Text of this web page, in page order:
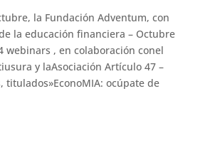
la Fundación Adventum, con
la educación financiera – Octubre
webinars , en colaboración conel
y laAsociación Artículo 47 –
titulados»EconoMIA: ocúpate de